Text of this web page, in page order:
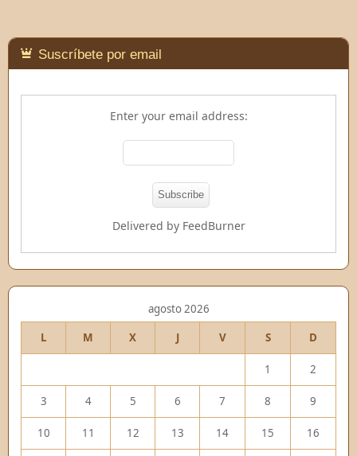
Suscríbete por email
Enter your email address:
Delivered by FeedBurner
agosto 2026
L
M X J V S D
1 2
3 4 5 6 7 8 9
10 11 12 13 14 15 16